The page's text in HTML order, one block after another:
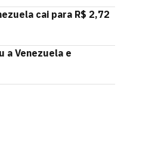
cai para R$ 2,72
a Venezuela e